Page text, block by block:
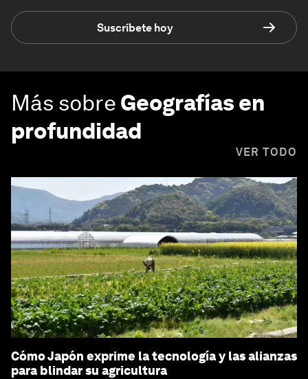
Suscríbete hoy
Más sobre Geografías en
profundidad
VER TODO
Cómo Japón exprime la tecnología y las alianzas
para blindar su agricultura